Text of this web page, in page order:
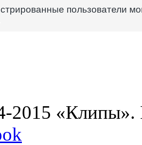
пользователи
2015 «Клипы».